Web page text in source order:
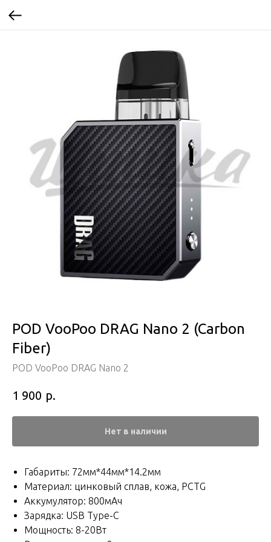
POD VooPoo DRAG Nano 2 (Carbon
Fiber)
POD VooPoo DRAG Nano 2
1 900 р.
Нет в наличии
Габариты: 72мм*44мм*14.2мм
Материал: цинковый сплав, кожа, PCTG
Аккумулятор: 800мАч
Зарядка: USB Type-C
Мощность: 8-20Вт